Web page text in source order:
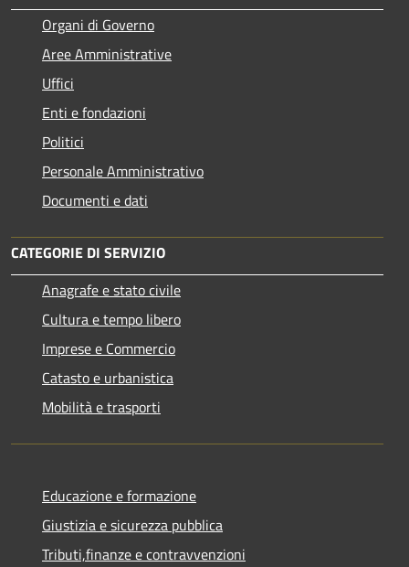
Organi di Governo
Aree Amministrative
Uffici
Enti e fondazioni
Politici
Personale Amministrativo
Documenti e dati
CATEGORIE DI SERVIZIO
Anagrafe e stato civile
Cultura e tempo libero
Imprese e Commercio
Catasto e urbanistica
Mobilità e trasporti
Educazione e formazione
Giustizia e sicurezza pubblica
Tributi,finanze e contravvenzioni